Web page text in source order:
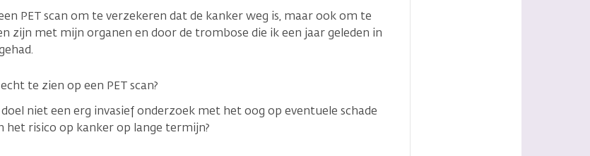
PET scan om te verzekeren dat de kanker weg is, maar ook om te
zijn met mijn organen en door de trombose die ik een jaar geleden in
te zien op een PET scan?
niet een erg invasief onderzoek met het oog op eventuele schade
het risico op kanker op lange termijn?